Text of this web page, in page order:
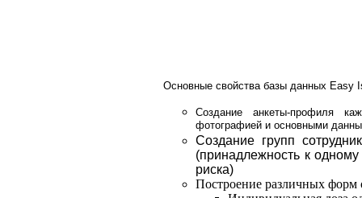
Основные свойства базы данных Easy
Создание анкеты-профиля
фотографией и основными
Создание групп
(принадлежность к одному
риска)
Построение различных форм